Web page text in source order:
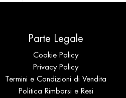
Parte Legale
Cookie Policy
Privacy Policy
Termini e Condizioni di Vendita
Politica Rimborsi e Resi